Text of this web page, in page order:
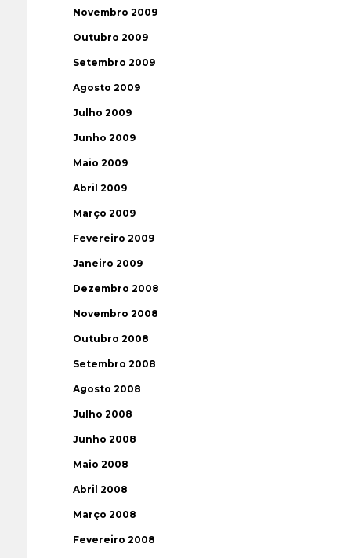
Novembro 2009
Outubro 2009
Setembro 2009
Agosto 2009
Julho 2009
Junho 2009
Maio 2009
Abril 2009
Março 2009
Fevereiro 2009
Janeiro 2009
Dezembro 2008
Novembro 2008
Outubro 2008
Setembro 2008
Agosto 2008
Julho 2008
Junho 2008
Maio 2008
Abril 2008
Março 2008
Fevereiro 2008